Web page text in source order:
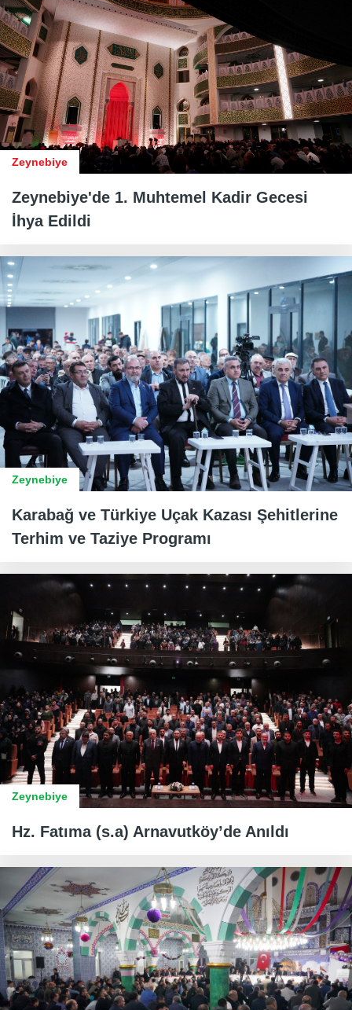
Zeynebiye
Zeynebiye'de 1. Muhtemel Kadir Gecesi
İhya Edildi
Zeynebiye
Karabağ ve Türkiye Uçak Kazası Şehitlerine
Terhim ve Taziye Programı
Zeynebiye
Hz. Fatıma (s.a) Arnavutköy’de Anıldı